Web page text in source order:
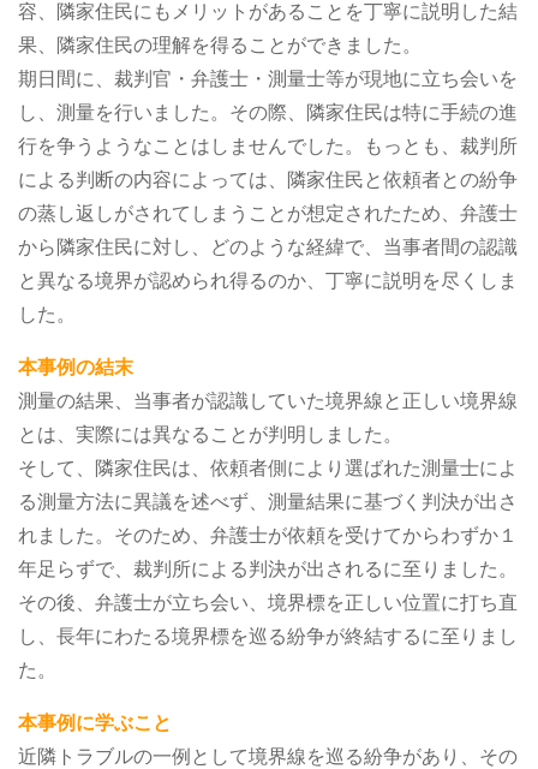
容、隣家住民にもメリットがあることを丁寧に説明した結
果、隣家住民の理解を得ることができました。
期日間に、裁判官・弁護士・測量士等が現地に立ち会いを
し、測量を行いました。その際、隣家住民は特に手続の進
行を争うようなことはしませんでした。もっとも、裁判所
による判断の内容によっては、隣家住民と依頼者との紛争
の蒸し返しがされてしまうことが想定されたため、弁護士
から隣家住民に対し、どのような経緯で、当事者間の認識
と異なる境界が認められ得るのか、丁寧に説明を尽くしま
した。
本事例の結末
測量の結果、当事者が認識していた境界線と正しい境界線
とは、実際には異なることが判明しました。
そして、隣家住民は、依頼者側により選ばれた測量士によ
る測量方法に異議を述べず、測量結果に基づく判決が出さ
れました。そのため、弁護士が依頼を受けてからわずか１
年足らずで、裁判所による判決が出されるに至りました。
その後、弁護士が立ち会い、境界標を正しい位置に打ち直
し、長年にわたる境界標を巡る紛争が終結するに至りまし
た。
本事例に学ぶこと
近隣トラブルの一例として境界線を巡る紛争があり、その